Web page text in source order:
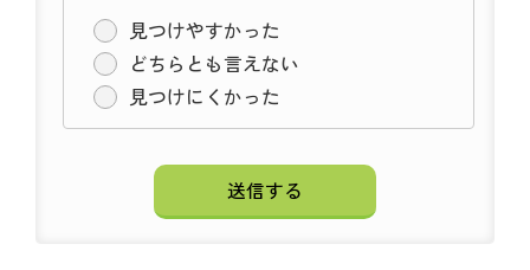
見つけやすかった
どちらとも言えない
見つけにくかった